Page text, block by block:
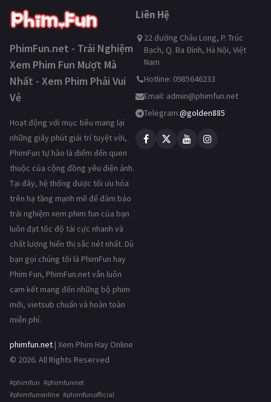
PhimFun.net - Trải Nghiệm
Xem Phim Fun Mượt Mà
Nhất - Xem Phim Phải Vui
Vẻ
Hoạt động với mục tiêu mang lại
những giây phút giải trí tuyệt vời,
PhimFun tự hào là điểm đến quen
thuộc của cộng đồng yêu điện ảnh.
Tại đây, hệ thống được tối ưu hóa
trên hạ tầng mạnh mẽ để đảm bảo
trải nghiệm xem phim fun của bạn
luôn đạt tốc độ tải cực nhanh và
chất lượng hiển thị sắc nét nhất. Dù
bạn gọi chúng tôi là PhimFun hay
Phim Fun, PhimFun.net vẫn luôn
cam kết mang đến những bộ phim
mới, vietsub chuẩn và hoàn toàn
miễn phí.
phimfun.net | Xem Phim Hay Online
© 2026. All Rights Reserved
#phimfun #phimfunnet
#phimfunonline #phimfunofficial
Liên Hệ
22 đường Châu Long, P. Trúc
Bạch, Q. Ba Đình, Hà Nội, Việt
Nam
Hotline: 0985646233
Email: admin@phimfun.net
Telegram:@golden885